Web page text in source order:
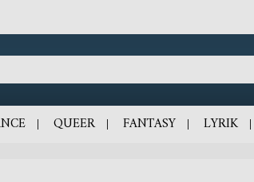
QUEER FANTASY LYRIK